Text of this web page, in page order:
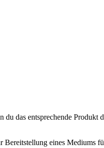
das entsprechende
eines Mediums